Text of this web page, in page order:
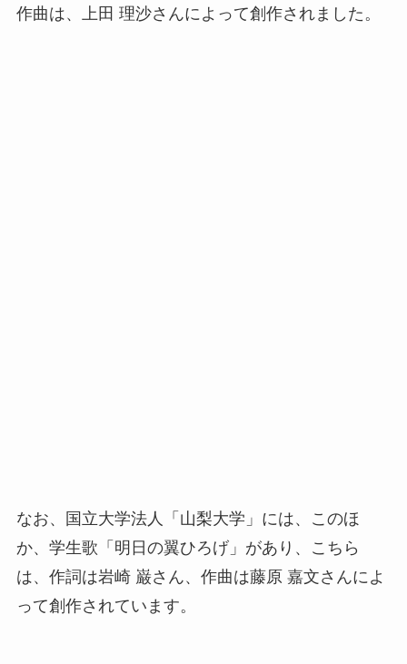
作曲は、上田 理沙さんによって創作されました。
なお、国立大学法人「山梨大学」には、このほ
か、学生歌「明日の翼ひろげ」があり、こちら
は、作詞は岩崎 巌さん、作曲は藤原 嘉文さんによ
って創作されています。